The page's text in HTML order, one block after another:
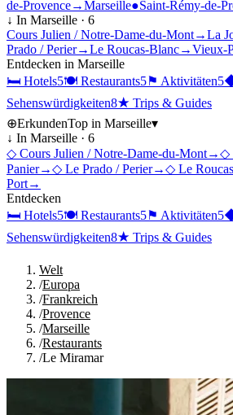
de-Provence→Marseille●Saint-Rémy-de-
↓ In Marseille · 6
Cours Julien / Notre-Dame-du-Mont→La
Prado / Perier→Le Roucas-Blanc→Vieux-
Entdecken in Marseille
🛏 Hotels5🍽 Restaurants5⚑ Aktivitäten5
Sehenswürdigkeiten8★ Trips & Guides
⊕ErkundenTop in Marseille▾
↓ In Marseille · 6
◇ Cours Julien / Notre-Dame-du-Mont→◇
Panier→◇ Le Prado / Perier→◇ Le
Port→
Entdecken
🛏 Hotels5🍽 Restaurants5⚑ Aktivitäten5
Sehenswürdigkeiten8★ Trips & Guides
Welt
/Europa
/Frankreich
/Provence
/Marseille
/Restaurants
/Le Miramar